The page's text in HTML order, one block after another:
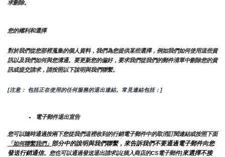
求刪除。
您的權利和選擇
對於我們從您那裡蒐集的個人資料，我們為您提供某些選擇，例如我們如何使用這些資
訊以及我們如何與您溝通。要更新您的偏好，要求我們從我們的郵件清單中刪除您的資
訊或提交請求，請按照以下說明與我們聯繫。
[注意： 包括正在使用的任何服務的退出連結。常見連結包括：]
電子郵件退出宣告
您可以隨時通過按兩下您從我們這裡收到的行銷電子郵件中的取消訂閱連結或按照下面
「如何聯繫我們」 部分中的說明與我們聯繫，來告訴我們不要通過電子郵件向您
發送行銷通信。您也可以通過發送退出請求以{插入商店的CS電子郵件]來選擇不接